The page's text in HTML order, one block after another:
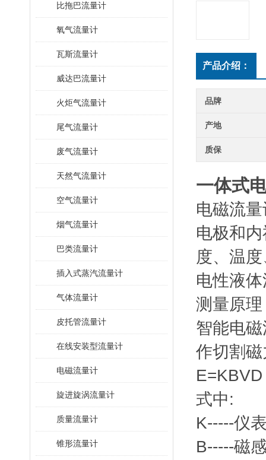
比拖巴流量计
氧气流量计
瓦斯流量计
威达巴流量计
火炬气流量计
尾气流量计
废气流量计
天然气流量计
空气流量计
烟气流量计
巴类流量计
插入式蒸汽流量计
气体流量计
皮托管流量计
在线安装型流量计
电磁流量计
旋进旋涡流量计
质量流量计
锥形流量计
产品介绍：
品牌
产地
质保
一体式
电磁流
电极和
度、温
电性液
测量原理
智能电
作切割
E=KBVD
式中:
K-----仪
B-----磁